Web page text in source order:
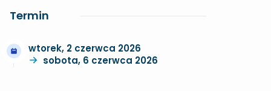
Termin
wtorek, 2 czerwca 2026
sobota, 6 czerwca 2026